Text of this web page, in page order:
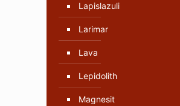
Lapislazuli
Larimar
Lava
Lepidolith
Magnesit